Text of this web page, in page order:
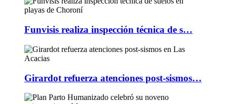
Funvisis realiza inspección técnica de s…
Girardot refuerza atenciones post-sismos…